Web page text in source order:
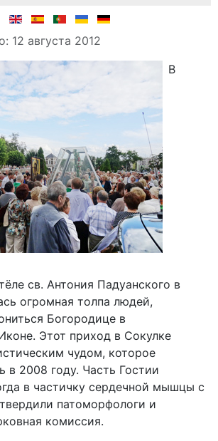
12 августа 2012
В
св. Антония Падуанского в
огромная толпа людей,
Богородице в
Этот приход в Сокулке
чудом, которое
в 2008 году. Часть Гостии
в частичку сердечной мышцы с
патоморфологи и
комиссия.